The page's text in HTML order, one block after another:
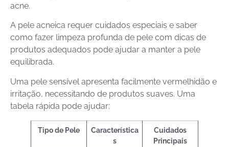
acne.
A pele acneica requer cuidados especiais e saber
como fazer limpeza profunda de pele com dicas de
produtos adequados pode ajudar a manter a pele
equilibrada.
Uma pele sensível apresenta facilmente vermelhidão e
irritação, necessitando de produtos suaves. Uma
tabela rápida pode ajudar:
Tipo de Pele
Característica
s
Cuidados
Principais